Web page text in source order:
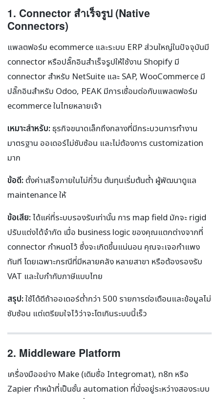
1. Connector สำเร็จรูป (Native
Connectors)
แพลตฟอร์ม ecommerce และระบบ ERP ส่วนใหญ่ในปัจจุบันมี
connector หรือปลั๊กอินสำเร็จรูปให้ใช้งาน Shopify มี
connector สำหรับ NetSuite และ SAP, WooCommerce มี
ปลั๊กอินสำหรับ Odoo, PEAK มีการเชื่อมต่อกับแพลตฟอร์ม
ecommerce ในไทยหลายเจ้า
เหมาะสำหรับ: ธุรกิจขนาดเล็กถึงกลางที่มีกระบวนการทำงาน
มาตรฐาน ออเดอร์ไม่ซับซ้อน และไม่ต้องการ customization
มาก
ข้อดี: ตั้งค่าเสร็จภายในไม่กี่วัน ต้นทุนเริ่มต้นต่ำ ผู้พัฒนาดูแล
maintenance ให้
ข้อเสีย:ได้แค่ที่ระบบรองรับเท่านั้น การ map field มักจะ rigid
ปรับแต่งได้จำกัด เมื่อ business logic ของคุณแตกต่างจากที่
connector กำหนดไว้ ซึ่งจะเกิดขึ้นแน่นอน คุณจะเจอกำแพง
ทันที โดยเฉพาะกรณีที่มีหลายคลัง หลายสาขา หรือต้องรองรับ
VAT และใบกำกับภาษีแบบไทย
สรุป:ใช้ได้ดีถ้าออเดอร์ต่ำกว่า 500 รายการต่อเดือนและข้อมูลไม่
ซับซ้อน แต่เตรียมใจไว้ว่าจะโตเกินระบบนี้เร็ว
2. Middleware Platform
เครื่องมืออย่าง Make (เดิมชื่อ Integromat), n8n หรือ
Zapier ทำหน้าที่เป็นชั้น automation ที่นั่งอยู่ระหว่างสองระบบ